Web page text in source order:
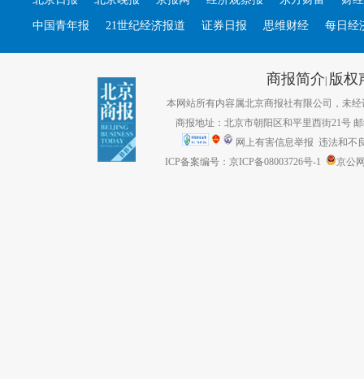
中国青年报 21世纪经济报道 证券日报 思维财经 每日经
商报简介| 版权
本网站所有内容属北京商报社有限公司，未经
商报地址：北京市朝阳区和平里西街21号
网上有害信息举报 违法和不
ICP备案编号：京ICP备08003726号-1
京公